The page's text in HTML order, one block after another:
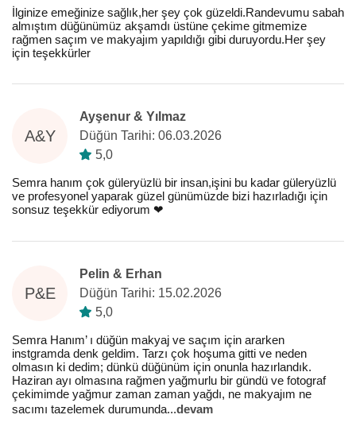
İlginize emeğinize sağlık,her şey çok güzeldi.Randevumu sabah
almıştım düğünümüz akşamdı üstüne çekime gitmemize
rağmen saçım ve makyajım yapıldığı gibi duruyordu.Her şey
için teşekkürler
A&Y
Ayşenur & Yılmaz
Düğün Tarihi: 06.03.2026
5,0
Semra hanım çok güleryüzlü bir insan,işini bu kadar güleryüzlü
ve profesyonel yaparak güzel günümüzde bizi hazırladığı için
sonsuz teşekkür ediyorum ❤️
P&E
Pelin & Erhan
Düğün Tarihi: 15.02.2026
5,0
Semra Hanım’ ı düğün makyaj ve saçım için ararken
instgramda denk geldim. Tarzı çok hoşuma gitti ve neden
olmasın ki dedim; dünkü düğünüm için onunla hazırlandık.
Haziran ayı olmasına rağmen yağmurlu bir gündü ve fotograf
çekimimde yağmur zaman zaman yağdı, ne makyajım ne
sacımı tazelemek durumunda...devam